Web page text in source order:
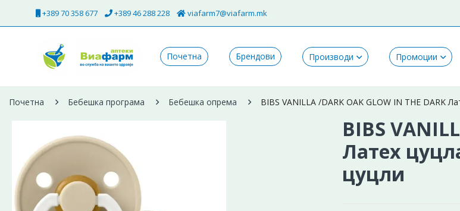
+389 70 358 677 +389 46 288 228 viafarm7@viafarm.mk
Почетна Брендови Производи Промоции
Почетна Бебешка програма Бебешка опрема BIBS VANILLA /DARK OAK GLOW IN THE DARK
BIBS
Латех
цуцли